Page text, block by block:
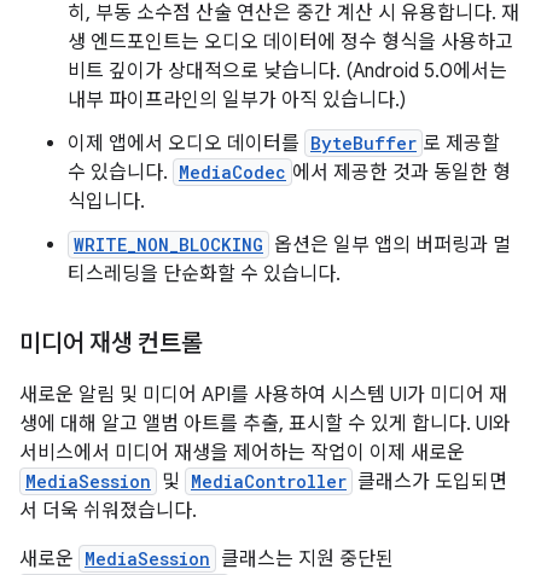
히, 부동 소수점 산술 연산은 중간 계산 시 유용합니다. 재
생 엔드포인트는 오디오 데이터에 정수 형식을 사용하고
비트 깊이가 상대적으로 낮습니다. (Android 5.0에서는
내부 파이프라인의 일부가 아직 있습니다.)
이제 앱에서 오디오 데이터를 ByteBuffer 로 제공할
수 있습니다. MediaCodec 에서 제공한 것과 동일한 형
식입니다.
WRITE_NON_BLOCKING 옵션은 일부 앱의 버퍼링과 멀
티스레딩을 단순화할 수 있습니다.
미디어 재생 컨트롤
새로운 알림 및 미디어 API를 사용하여 시스템 UI가 미디어 재
생에 대해 알고 앨범 아트를 추출, 표시할 수 있게 합니다. UI와
서비스에서 미디어 재생을 제어하는 작업이 이제 새로운
MediaSession 및 MediaController 클래스가 도입되면
서 더욱 쉬워졌습니다.
새로운 MediaSession 클래스는 지원 중단된